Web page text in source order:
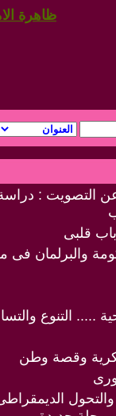
ظاهرة
عن التصويت :
قلبى
والبرلمان فى
..... التنوع
وقصة وطن
والتحول